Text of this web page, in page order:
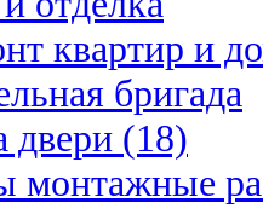
квартир и
бригада
двери (18)
монтажные